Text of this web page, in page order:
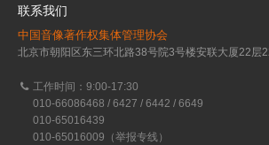
联系我们
中国音像著作权集体管理协会
北京市朝阳区东三环北路38号院3号楼安联大厦22层
工作时间：9:00-17:30
010-66086468 / 6427 / 6442 / 6649
010-65016439
010-65016009（举报专线）